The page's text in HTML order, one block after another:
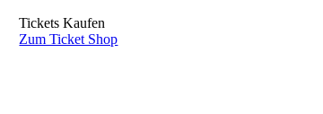
Tickets Kaufen
Zum Ticket Shop